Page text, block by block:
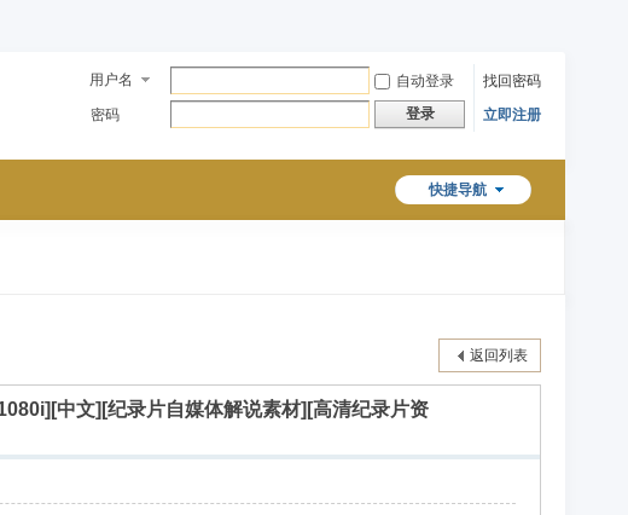
用户名 自动登录
找回密码
密码
登录 立即注册
快捷导航
返回列表
中文][纪录片自媒体解说素材][高清纪录片资